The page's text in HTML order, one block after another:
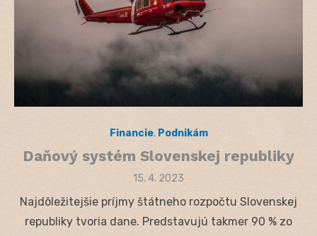
Financie, Podnikám
Daňový systém Slovenskej republiky
Posted
15. 4. 2023
Najdôležitejšie príjmy štátneho rozpočtu Slovenskej
republiky tvoria dane. Predstavujú takmer 90 % zo